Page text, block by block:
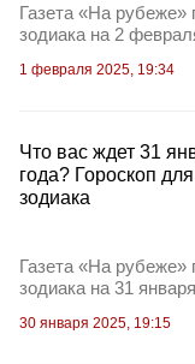
Газета «На рубеже»
зодиака на 2
1 февраля 2025, 19:34
Что вас ждет 31
года? Гороскоп
зодиака
Газета «На рубеже»
зодиака на 31
30 января 2025, 19:15